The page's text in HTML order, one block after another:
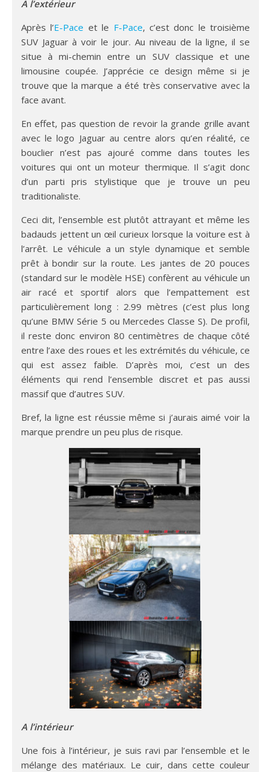
A l’extérieur
Après l’E-Pace et le F-Pace, c’est donc le troisième
SUV Jaguar à voir le jour. Au niveau de la ligne, il se
situe à mi-chemin entre un SUV classique et une
limousine coupée. J’apprécie ce design même si je
trouve que la marque a été très conservative avec la
face avant.
En effet, pas question de revoir la grande grille avant
avec le logo Jaguar au centre alors qu’en réalité, ce
bouclier n’est pas ajouré comme dans toutes les
voitures qui ont un moteur thermique. Il s’agit donc
d’un parti pris stylistique que je trouve un peu
traditionaliste.
Ceci dit, l’ensemble est plutôt attrayant et même les
badauds jettent un œil curieux lorsque la voiture est à
l’arrêt. Le véhicule a un style dynamique et semble
prêt à bondir sur la route. Les jantes de 20 pouces
(standard sur le modèle HSE) confèrent au véhicule un
air racé et sportif alors que l’empattement est
particulièrement long : 2.99 mètres (c’est plus long
qu’une BMW Série 5 ou Mercedes Classe S). De profil,
il reste donc environ 80 centimètres de chaque côté
entre l’axe des roues et les extrémités du véhicule, ce
qui est assez faible. D’après moi, c’est un des
éléments qui rend l’ensemble discret et pas aussi
massif que d’autres SUV.
Bref, la ligne est réussie même si j’aurais aimé voir la
marque prendre un peu plus de risque.
A l’intérieur
Une fois à l’intérieur, je suis ravi par l’ensemble et le
mélange des matériaux. Le cuir, dans cette couleur